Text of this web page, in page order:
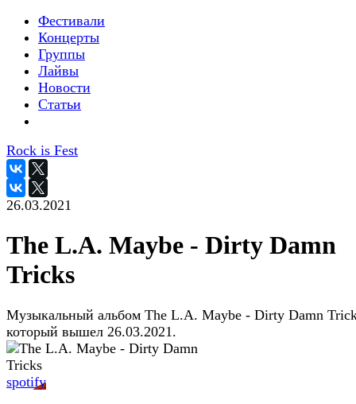
Фестивали
Концерты
Группы
Лайвы
Новости
Статьи
Rock is Fest
26.03.2021
The L.A. Maybe - Dirty Damn
Tricks
Музыкальный альбом The L.A. Maybe - Dirty Damn
который вышел 26.03.2021.
spotify